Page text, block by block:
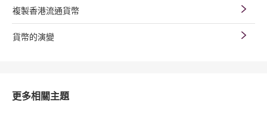
複製香港流通貨幣
貨幣的演變
更多相關主題